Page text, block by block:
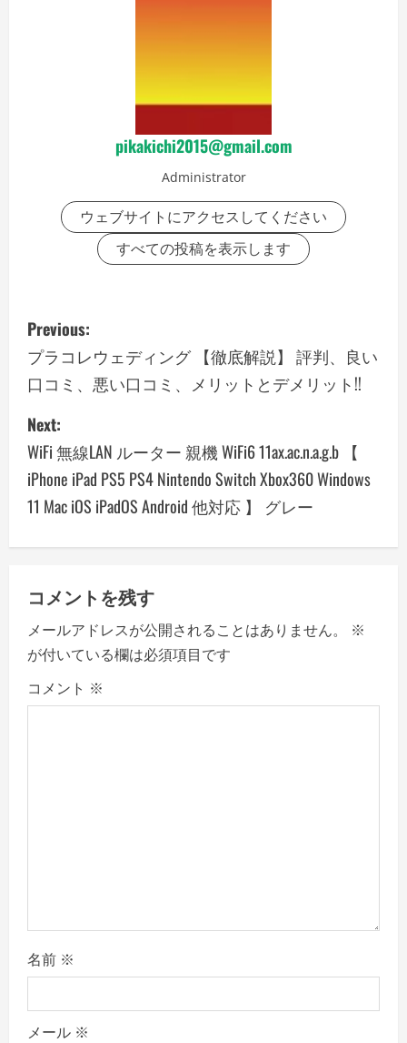
pikakichi2015@gmail.com
Administrator
ウェブサイトにアクセスしてください
すべての投稿を表示します
P
o
s
t
n
a
v
i
g
a
t
Previous:
プラコレウェディング 【徹底解説】 評判、良い
口コミ、悪い口コミ、メリットとデメリット!!
Next:
WiFi 無線LAN ルーター 親機 WiFi6 11ax.ac.n.a.g.b 【
iPhone iPad PS5 PS4 Nintendo Switch Xbox360 Windows
11 Mac iOS iPadOS Android 他対応 】 グレー
コメントを残す
メールアドレスが公開されることはありません。
※
が付いている欄は必須項目です
コメント ※
名前 ※
メール ※